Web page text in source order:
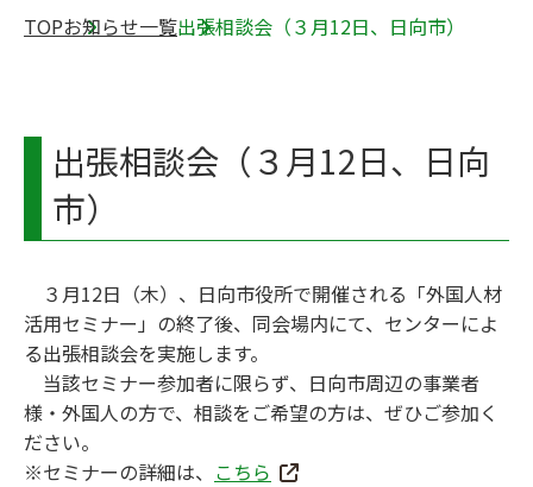
TOPお知らせ一覧出張相談会（３月12日、日向市）
出張相談会（３月12日、日向
市）
３月12日（木）、日向市役所で開催される「外国人材
活用セミナー」の終了後、同会場内にて、センターによ
る出張相談会を実施します。
当該セミナー参加者に限らず、日向市周辺の事業者
様・外国人の方で、相談をご希望の方は、ぜひご参加く
ださい。
※セミナーの詳細は、 こちら